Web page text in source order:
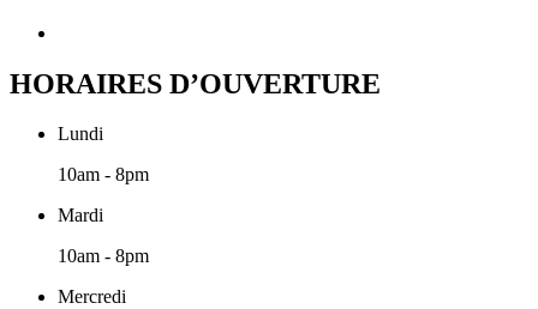
HORAIRES D’OUVERTURE
Lundi
10am - 8pm
Mardi
10am - 8pm
Mercredi